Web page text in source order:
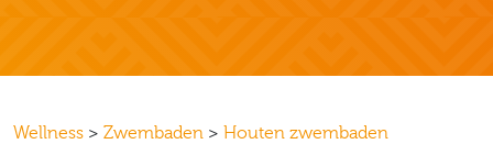
Wellness > Zwembaden > Houten zwembaden